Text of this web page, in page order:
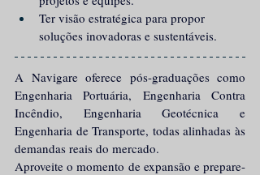
Ter visão estratégica para propor
soluções inovadoras e sustentáveis.
A Navigare oferece pós-graduações como
Engenharia Portuária, Engenharia Contra
Incêndio, Engenharia Geotécnica e
Engenharia de Transporte, todas alinhadas às
demandas reais do mercado.
Aproveite o momento de expansão e prepare-